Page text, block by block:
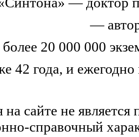
—
20 000 000
42 года, и
сайте не
справочный